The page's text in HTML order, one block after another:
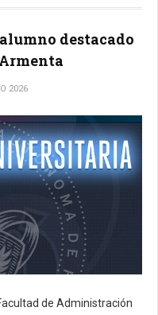
destacado
2026
de Administración